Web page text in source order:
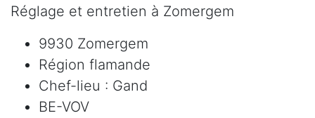
Réglage et entretien à Zomergem
9930 Zomergem
Région flamande
Chef-lieu : Gand
BE-VOV